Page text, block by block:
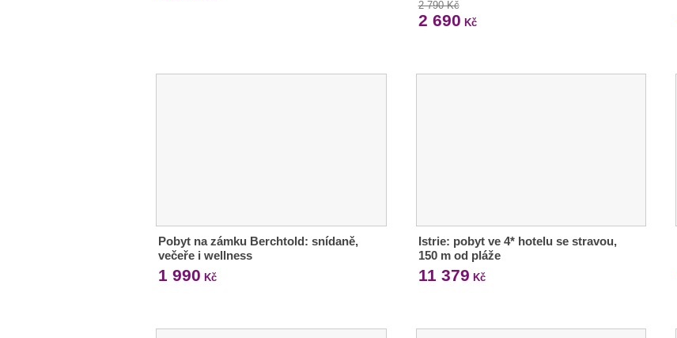
2 790 Kč
2 690 Kč
Pobyt na zámku Berchtold: snídaně,
večeře i wellness
1 990 Kč
Istrie: pobyt ve 4* hotelu se stravou,
150 m od pláže
11 379 Kč